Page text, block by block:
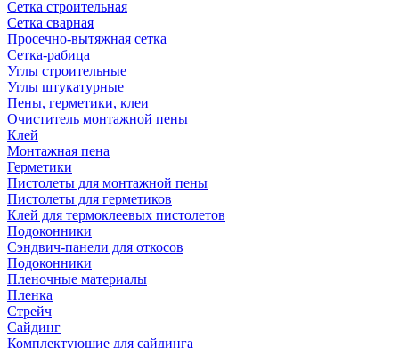
Сетка строительная
Сетка сварная
Просечно-вытяжная сетка
Сетка-рабица
Углы строительные
Углы штукатурные
Пены, герметики, клеи
Очиститель монтажной пены
Клей
Монтажная пена
Герметики
Пистолеты для монтажной пены
Пистолеты для герметиков
Клей для термоклеевых пистолетов
Подоконники
Сэндвич-панели для откосов
Подоконники
Пленочные материалы
Пленка
Стрейч
Сайдинг
Комплектующие для сайдинга